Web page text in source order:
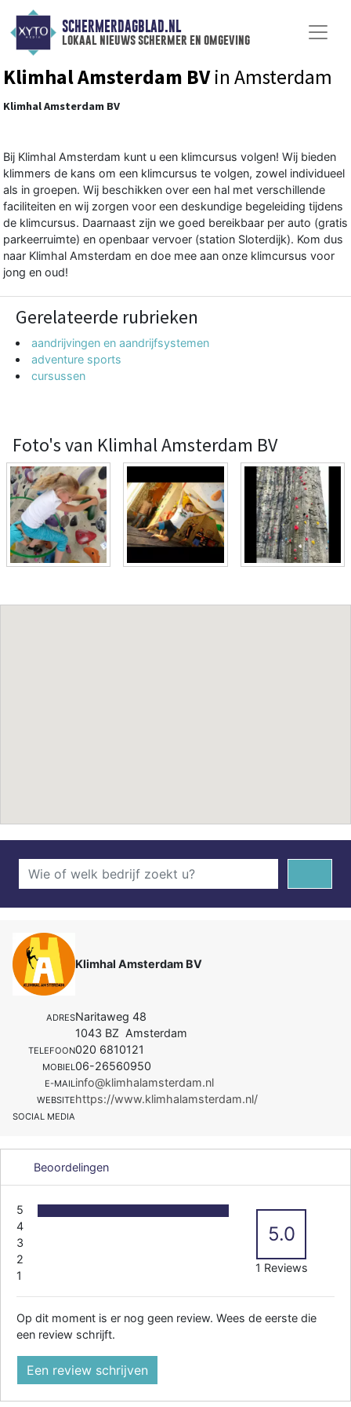
SCHERMERDAGBLAD.NL
lokaal nieuws schermer en omgeving
Klimhal Amsterdam BVin Amsterdam
Klimhal Amsterdam BV
Bij Klimhal Amsterdam kunt u een klimcursus volgen! Wij bieden
klimmers de kans om een klimcursus te volgen, zowel individueel
als in groepen. Wij beschikken over een hal met verschillende
faciliteiten en wij zorgen voor een deskundige begeleiding tijdens
de klimcursus. Daarnaast zijn we goed bereikbaar per auto (gratis
parkeerruimte) en openbaar vervoer (station Sloterdijk). Kom dus
naar Klimhal Amsterdam en doe mee aan onze klimcursus voor
jong en oud!
Gerelateerde rubrieken
aandrijvingen en aandrijfsystemen
adventure sports
cursussen
Foto's van Klimhal Amsterdam BV
Klimhal Amsterdam BV
ADRESNaritaweg 48
1043 BZ Amsterdam
TELEFOON020 6810121
MOBIEL06-26560950
E-MAILinfo@klimhalamsterdam.nl
WEBSITEhttps://www.klimhalamsterdam.nl/
SOCIAL MEDIA
Beoordelingen
5
4
3
2
1
5.0
1 Reviews
Op dit moment is er nog geen review. Wees de eerste die
een review schrijft.
Een review schrijven